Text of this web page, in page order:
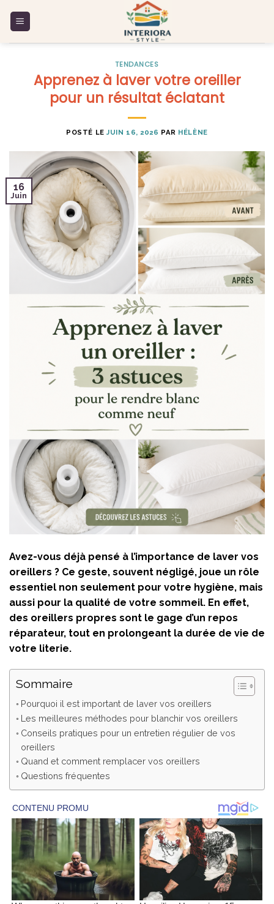
TENDANCES
Apprenez à laver votre oreiller
pour un résultat éclatant
POSTÉ LEJUIN 16, 2026 PAR HÉLÈNE
16
Juin
Avez-vous déjà pensé à l’importance de laver vos
oreillers ? Ce geste, souvent négligé, joue un rôle
essentiel non seulement pour votre hygiène, mais
aussi pour la qualité de votre sommeil. En effet,
des oreillers propres sont le gage d’un repos
réparateur, tout en prolongeant la durée de vie de
votre literie.
Sommaire
Pourquoi il est important de laver vos oreillers
Les meilleures méthodes pour blanchir vos oreillers
Conseils pratiques pour un entretien régulier de vos
oreillers
Quand et comment remplacer vos oreillers
Questions fréquentes